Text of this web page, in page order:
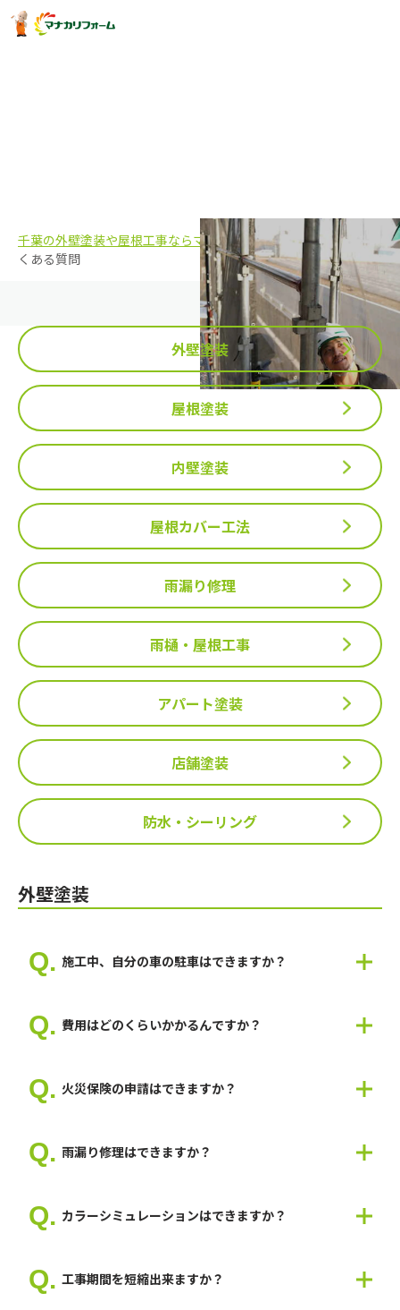
千葉の外壁塗装や屋根工事ならマナカリフォーム株式会社
よ
くある質問
外壁塗装
屋根塗装
内壁塗装
屋根カバー工法
雨漏り修理
雨樋・屋根工事
アパート塗装
店舗塗装
防水・シーリング
外壁塗装
施工中、自分の車の駐車はできますか？
地で打ち合わせして判断いたします。
養生いたしますので、お車が塗装で汚れることはございません。
費用はどのくらいかかるんですか？
らとお伝えできません。 お見積もりは無料なので、まずはお気
軽にお問い合わせください。
火災保険の申請はできますか？
必要になります。
弊社では、火災保険申請を200件以上行い、認定の実績も多数あ
備いたしますので、お気軽にご相談ください。
雨漏り修理はできますか？
雨漏り工事から塗装工事まで一貫して修理しますので、スムーズ
な工事が可能です。
カラーシミュレーションはできますか？
ご希望のイメージがありましたら教えてください。
弊社スタッフが最適なご提案をいたします。
工事期間を短縮出来ますか？